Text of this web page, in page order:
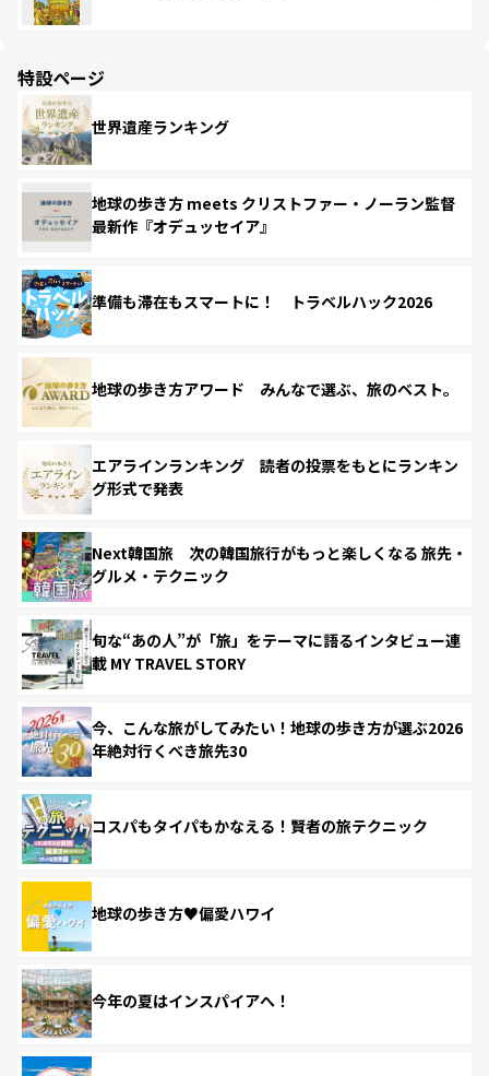
特設ページ
世界遺産ランキング
地球の歩き方 meets クリストファー・ノーラン監督
最新作『オデュッセイア』
準備も滞在もスマートに！ トラベルハック2026
地球の歩き方アワード みんなで選ぶ、旅のベスト。
エアラインランキング 読者の投票をもとにランキン
グ形式で発表
Next韓国旅 次の韓国旅行がもっと楽しくなる 旅先・
グルメ・テクニック
旬な“あの人”が「旅」をテーマに語るインタビュー連
載 MY TRAVEL STORY
今、こんな旅がしてみたい！地球の歩き方が選ぶ2026
年絶対行くべき旅先30
コスパもタイパもかなえる！賢者の旅テクニック
地球の歩き方♥偏愛ハワイ
今年の夏はインスパイアへ！